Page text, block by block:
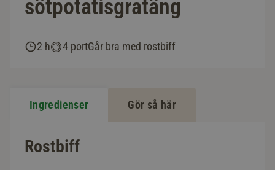
sötpotatisgratäng
2 h 4 portGår bra med rostbiff
Ingredienser Gör så här
Rostbiff